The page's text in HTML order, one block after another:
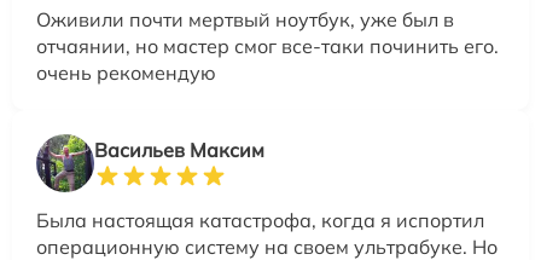
Оживили почти мертвый ноутбук, уже был в
отчаянии, но мастер смог все-таки починить его.
очень рекомендую
Васильев Максим
Была настоящая катастрофа, когда я испортил
операционную систему на своем ультрабуке. Но